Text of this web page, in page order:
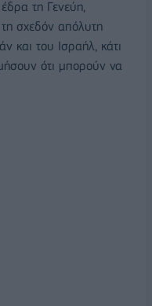
τη Γενεύη,
σχεδόν απόλυτη
και του Ισραήλ, κάτι
ότι μπορούν να